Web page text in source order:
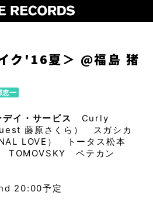
ク'16夏＞ @福島 猪
恵一
デイ・サービス
Curly
藤原さくら） スガシカ
LOVE） トータス松本
TOMOVSKY ペテカン
20:00予定